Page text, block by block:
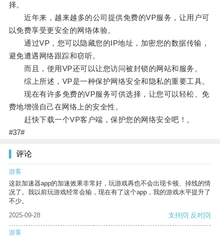
择。
近年来，越来越多的公司提供免费的VP服务，让用户可
以免费享受更安全的网络体验。
通过VP，您可以隐藏您的IP地址，加密您的数据传输，
避免遭遇网络跟踪和窃听。
而且，使用VP还可以让您访问被封锁的网站和服务。
综上所述，VP是一种保护网络安全和隐私的重要工具。
现在有许多免费的VP服务可供选择，让您可以轻松、免
费地增强自己在网络上的安全性。
赶快下载一个VP客户端，保护您的网络安全吧！。
#37#
评论
游客
这款加速器app的加速效果非常好，玩游戏再也不会出现卡顿、掉线的情
况了。我以前玩游戏经常会输，现在有了这个app，我的游戏水平提升了
不少。
2025-09-28
支持[0] 反对[0]
游客